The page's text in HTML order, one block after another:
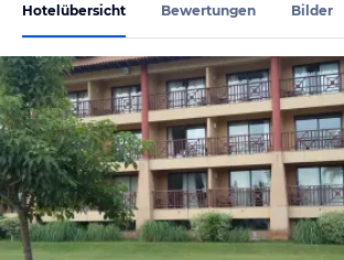
Hotelübersicht Bewertungen Bilder